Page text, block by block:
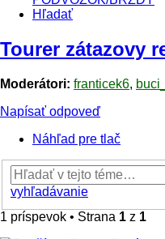
Hľadať
Tourer zátazovy
Moderátori: franticek6,
Napísať odpoveď
Náhľad pre tlač
vyhľadávanie
1 príspevok • Strana 1 z 1